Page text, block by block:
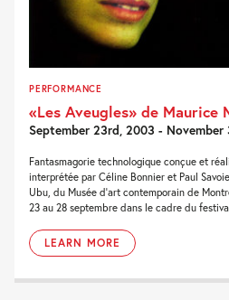
PERFORMANCE
«Les Aveugles» de Maurice
September 23rd, 2003 -
Fantasmagorie technologique conçue et
interprétée par Céline Bonnier et Paul
Ubu, du Musée d’art contemporain de
23 au 28 septembre dans le cadre du
LEARN MORE